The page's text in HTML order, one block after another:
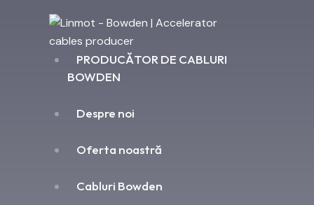
PRODUCĂTOR DE CABLURI
BOWDEN
Despre noi
Oferta noastră
Cabluri Bowden